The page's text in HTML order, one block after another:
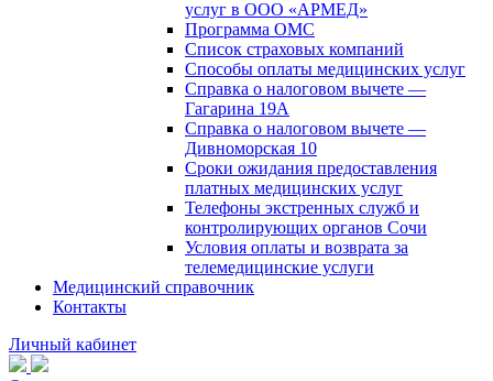
услуг в ООО «АРМЕД»
Программа ОМС
Список страховых компаний
Способы оплаты медицинских услуг
Справка о налоговом вычете —
Гагарина 19А
Справка о налоговом вычете —
Дивноморская 10
Сроки ожидания предоставления
платных медицинских услуг
Телефоны экстренных служб и
контролирующих органов Сочи
Условия оплаты и возврата за
телемедицинские услуги
Медицинский справочник
Контакты
Личный кабинет